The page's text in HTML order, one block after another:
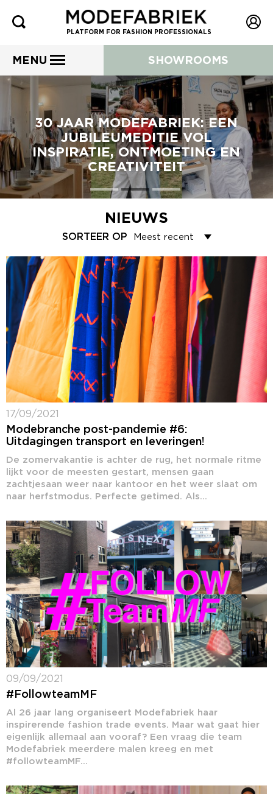
PLATFORM FOR FASHION PROFESSIONALS
MENU SHOWROOMS
30 JAAR MODEFABRIEK: EEN
JUBILEUMEDITIE VOL
INSPIRATIE, ONTMOETING EN
CREATIVITEIT
NIEUWS
SORTEER OP
17/09/2021
Modebranche post-pandemie #6:
Uitdagingen transport en leveringen!
De zomervakantie is achter de rug, het normale ritme
lijkt voor de meesten gestart, mensen gaan
zachtjesaan weer naar kantoor en het weer slaat om
naar herfstmodus. Perfecte getimed. Als...
09/09/2021
#FollowteamMF
Al 26 jaar lang organiseert Modefabriek haar
inspirerende fashion trade events. Maar wat gaat hier
eigenlijk allemaal aan vooraf? Een vraag die team
Modefabriek meerdere malen kreeg en met
#followteamMF...